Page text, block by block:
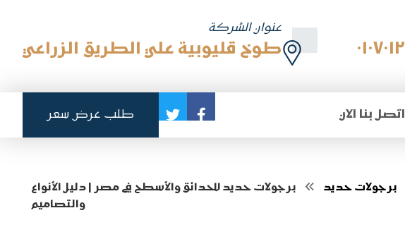
عنوان الشركة
طوخ قليوبية علي الطريق الزراعي
اتصل بنا الان طلب عرض سعر
برجولات حديد
برجولات حديد للحدائق والأسطح في مصر | دليل الأنواع
والتصاميم